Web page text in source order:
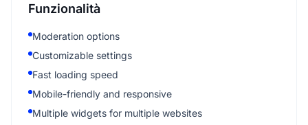
Funzionalità
Moderation options
Customizable settings
Fast loading speed
Mobile-friendly and responsive
Multiple widgets for multiple websites